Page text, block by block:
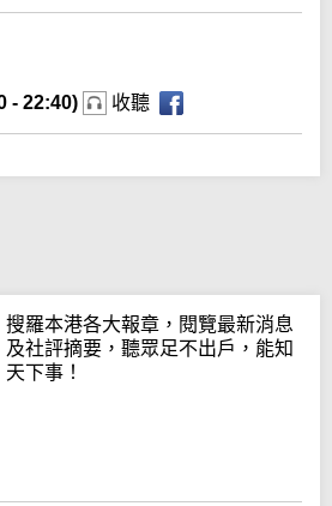
- 22:40) 收聽
搜羅本港各大報章，閱覽最新消息
及社評摘要，聽眾足不出戶，能知
天下事！